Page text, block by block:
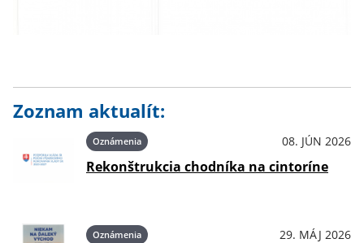
Zoznam aktualít:
Oznámenia 08. JÚN 2026
Rekonštrukcia chodníka na cintoríne
Oznámenia 29. MÁJ 2026